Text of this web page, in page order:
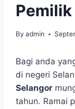
By admin
Bagi anda
di negeri
Selangor
tahun. Ramai